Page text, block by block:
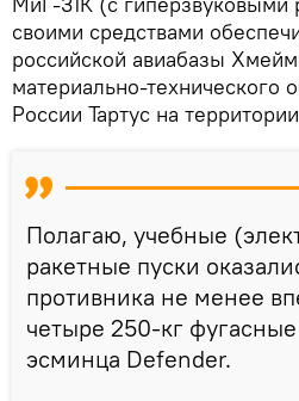
своими средствами
российской авиабазы
материально-
России Тартус на
Полагаю, учебные
ракетные пуски
противника не менее
четыре 250-кг
эсминца Defender.